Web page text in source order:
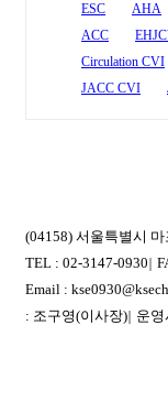
ESC
AHA
ACC
Circulation CVI
JACC CVI
(04158) 서울특별시
TEL : 02-3147-0930|
Email :
: 조구영(이사장)| 운